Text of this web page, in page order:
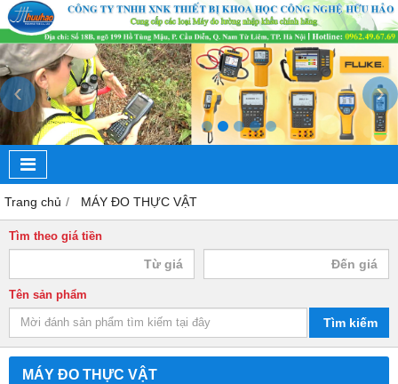
‹ ›
Trang chủ MÁY ĐO THỰC VẬT
Tìm theo giá tiền
Tên sản phẩm
Tìm kiếm
MÁY ĐO THỰC VẬT